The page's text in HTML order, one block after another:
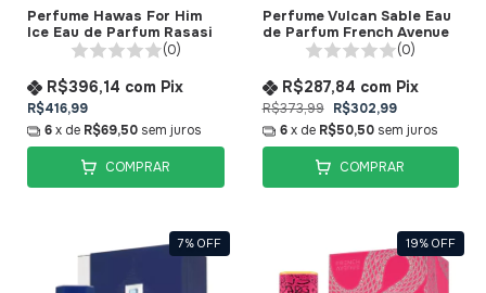
Perfume Hawas For Him
Ice Eau de Parfum Rasasi
(0)
R$416,99
R$396,14 com Pix
6x de R$69,50 sem juros
COMPRAR
Perfume Vulcan Sable Eau
de Parfum French Avenue
(0)
R$373,99 R$302,99
R$287,84 com Pix
6 x de R$50,50 sem juros
COMPRAR
7% OFF 19% OFF